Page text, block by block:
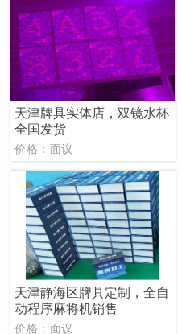
天津牌具实体店，双镜水杯
全国发货
价格：面议
天津静海区牌具定制，全自
动程序麻将机销售
价格：面议